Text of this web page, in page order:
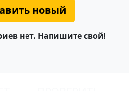
новый
нет. Напишите свой!